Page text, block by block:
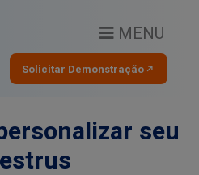
MENU
Solicitar Demonstração
seu